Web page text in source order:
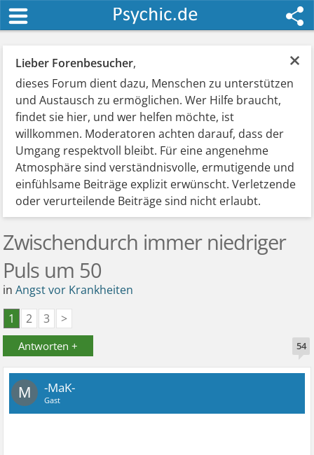
×
Lieber Forenbesucher,
dieses Forum dient dazu, Menschen zu unterstützen
und Austausch zu ermöglichen. Wer Hilfe braucht,
findet sie hier, und wer helfen möchte, ist
willkommen. Moderatoren achten darauf, dass der
Umgang respektvoll bleibt. Für eine angenehme
Atmosphäre sind verständnisvolle, ermutigende und
einfühlsame Beiträge explizit erwünscht. Verletzende
oder verurteilende Beiträge sind nicht erlaubt.
Zwischendurch immer niedriger
Puls um 50
inAngst vor Krankheiten
1
2 3 >
Antworten + 54
M -MaK-
Gast